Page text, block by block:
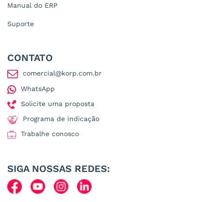
Manual do ERP
Suporte
CONTATO
comercial@korp.com.br
WhatsApp
Solicite uma proposta
Programa de indicação
Trabalhe conosco
SIGA NOSSAS REDES: